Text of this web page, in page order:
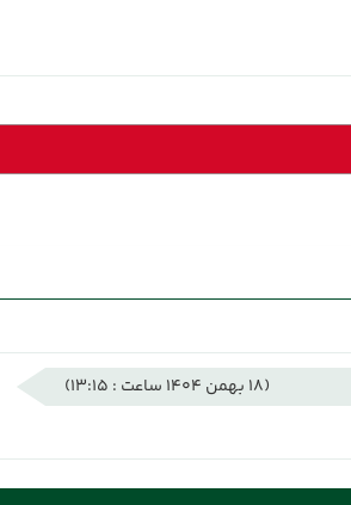
(18 بهمن 1404 ساعت : 13:15)